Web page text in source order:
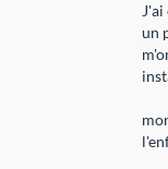
un